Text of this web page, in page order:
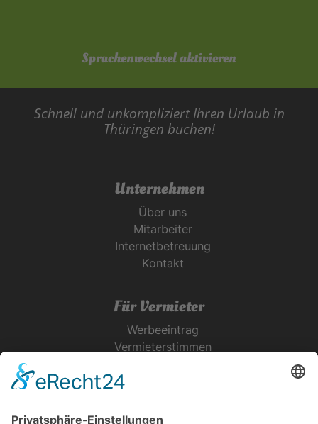
Sprachenwechsel aktivieren
Schnell und unkompliziert Ihren Urlaub in
Thüringen buchen!
Unternehmen
Über uns
Mitarbeiter
Internetbetreuung
Kontakt
Für Vermieter
Werbeeintrag
Vermieterstimmen